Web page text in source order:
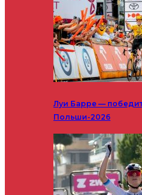
Луи Барре —
Польши-2026